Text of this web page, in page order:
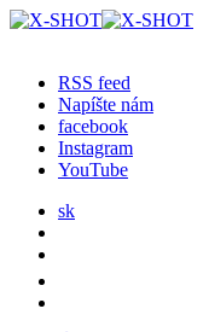
RSS feed
Napíšte nám
facebook
Instagram
YouTube
sk